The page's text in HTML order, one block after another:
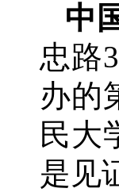
中
忠路
办的
民大
是见